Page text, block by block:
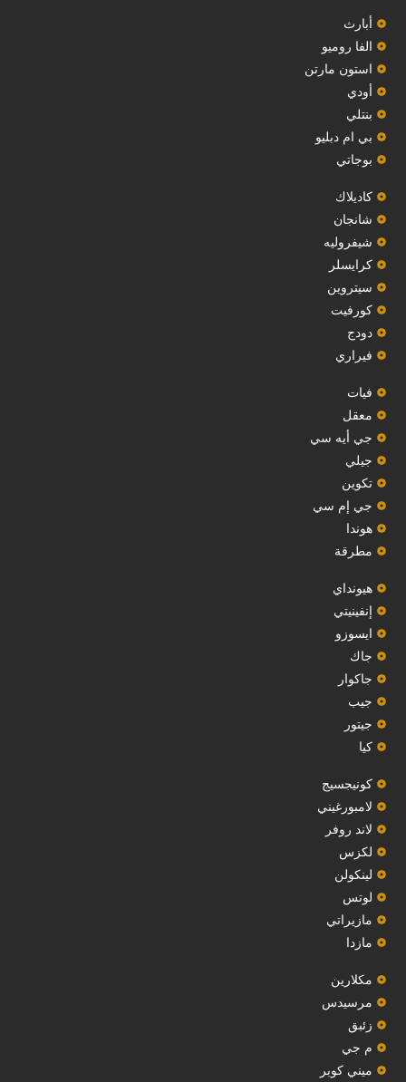
‏أبارث‏
الفا روميو
استون مارتن
أودي
بنتلي
بي ام دبليو
بوجاتي
كاديلاك
‏شانجان‏
شيفروليه
‏كرايسلر‏
سيتروين
‏كورفيت‏
دودج
فيراري
فيات
معقل
‏جي أيه سي‏
جيلي
‏تكوين‏
جي إم سي
هوندا
مطرقة
هيونداي
إنفينيتي
‏ايسوزو‏
‏جاك‏
جاكوار
جيب
‏جيتور‏
كيا
‏كونيجسيج‏
لامبورغيني
لاند روفر
لكزس
لينكولن
‏لوتس‏
مازيراتي
مازدا
مكلارين
مرسيدس
‏زئبق‏
م جي
ميني كوبر